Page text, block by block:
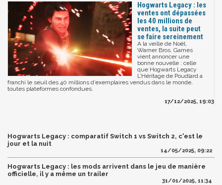
Hogwarts Legacy : les
ventes ont dépassées
les 40 millions de
ventes, la suite peut
se faire sereinement
A la veille de Noël,
Warner Bros. Games
vient annoncer une
bonne nouvelle : celle
que Hogwarts Legacy
L’Héritage de Poudlard a
franchi le seuil des 40 millions d’exemplaires vendus dans le monde,
toutes plateformes confondues.
17/12/2025, 19:03
Hogwarts Legacy : comparatif Switch 1 vs Switch 2, c'est le
jour et la nuit
14/05/2025, 09:22
Hogwarts Legacy : les mods arrivent dans le jeu de manière
officielle, il y a même un trailer
31/01/2025, 11:34